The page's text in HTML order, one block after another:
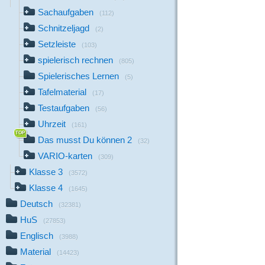
Sachaufgaben (112)
Schnitzeljagd (2)
Setzleiste (103)
spielerisch rechnen (805)
Spielerisches Lernen (5)
Tafelmaterial (17)
Testaufgaben (56)
Uhrzeit (161)
Das musst Du können 2 (32)
VARIO-karten (309)
Klasse 3 (3572)
Klasse 4 (1645)
Deutsch (32381)
HuS (27853)
Englisch (3988)
Material (14423)